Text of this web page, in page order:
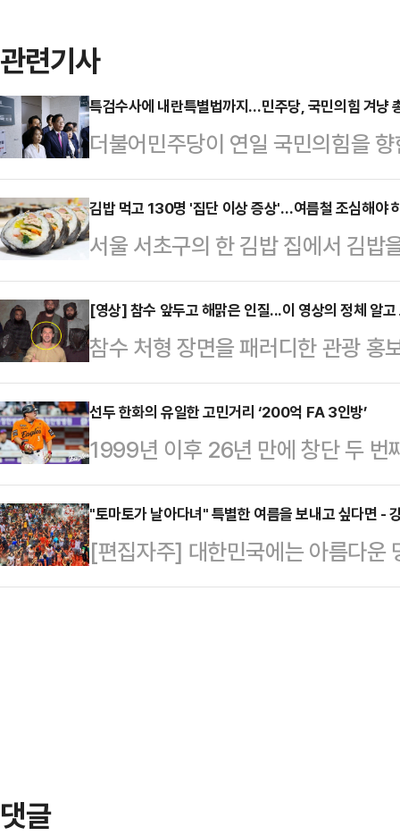
관련기사
특검수사에 내란특별법까지…민주당, 국민의힘 겨냥
더불어민주당이 연일 국민의힘을
국민의힘 윤상현 의원에 이어 임종
에 성실히 임할 것을 강력 촉구했다
차단을 골자로 하는 내란특별법을
당의 야당 탄압이 도를 넘고 있다며
수사 외압 의혹을 수사하는 이명현
국회 사무실 압수수색에 나섰다. 이
내대표는 이날 오전 긴…
김밥 먹고 130명 '집단 이상 증상'…여름철 조심해야
서울 서초구의 한 김밥 집에서 김
보였다.서초구청은 지난 9일, 방배
생겼다는 신고를 접수하고 조사 증
는 130여 명으로, SNS와 포털사이
김밥을 먹고 식중독과 고열 증상이
로 전해졌다.한 고객은 "열이 40도
단순 장염은 아닌 거 같아서 큰 병
살모넬라균…
[영상] 참수 앞두고 해맑은 인질...이 영상의 정체 알
참수 처형 장면을 패러디한 관광 홍
지난 5일 ‘라자 아프가니스탄’이라
아류비는 자신의 소셜미디어(SNS)
했다. 아류비는 아프간의 이슬람 무
려져 있다.영상은 총을 든 남성의
머리에 쓰고 있는 인질들 뒤에서 한
시지가 있다”고 말하며 비닐을 벗
으면서 “아프가니스탄에…
선두 한화의 유일한 고민거리 ‘200억 FA 3인방’
1999년 이후 26년 만에 창단 두 번
로 기분 좋게 전반기를 마감했다
(승률 0.612)를 기록, 10개 구단 중
승을 완성한 뒤 전반기를 마감했다
올스타 휴식기가 오히려 아쉬울 정
"토마토가 날아다녀" 특별한 여름을 보내고 싶다면 -
[편집자주] 대한민국에는 아름다운
지요. 하지만 어디로 가야 할지, 무
댓글